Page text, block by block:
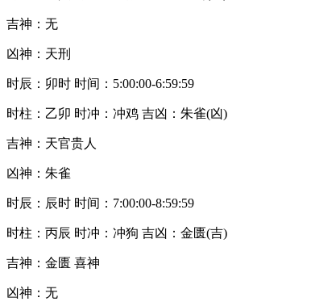
吉神：无
凶神：天刑
时辰：卯时 时间：5:00:00-6:59:59
时柱：乙卯 时冲：冲鸡 吉凶：朱雀(凶)
吉神：天官贵人
凶神：朱雀
时辰：辰时 时间：7:00:00-8:59:59
时柱：丙辰 时冲：冲狗 吉凶：金匮(吉)
吉神：金匮 喜神
凶神：无